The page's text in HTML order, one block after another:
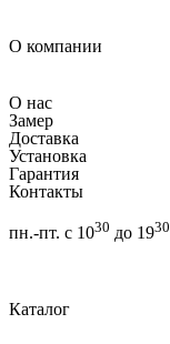
О компании
О нас
Замер
Доставка
Установка
Гарантия
Контакты
пн.-пт. с 1030 до 1930
Каталог